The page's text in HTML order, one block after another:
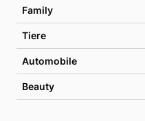
Family
Tiere
Automobile
Beauty